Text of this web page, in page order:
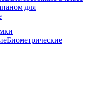
для
Биометрические